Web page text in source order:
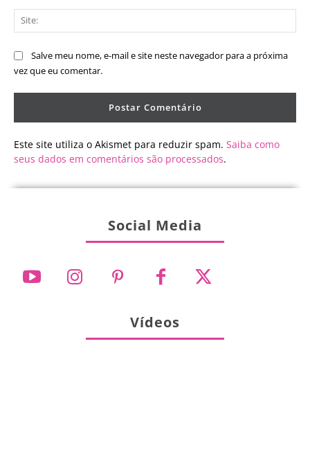
Salve meu nome, e-mail e site neste navegador para a próxima
vez que eu comentar.
Este site utiliza o Akismet para reduzir spam. Saiba como
seus dados em comentários são processados.
Social Media
Vídeos